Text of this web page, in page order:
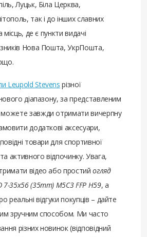
Луцьк, Біла Церква,
так і до інших славних
місць, де є пункти видачі
Нова Пошта, УкрПошта,
Leupold Stevens різної
діапазону, за представленим
завжди отримати вичерпну
додаткові аксесуари,
товари для спортивної
активного відпочинку. Увага,
відео або простийогляд
7-35x56 (35mm) M5C3 FFP H59, а
реальні відгуки покупців – дайте
зручним способом. Ми часто
різних новинок (відповідний